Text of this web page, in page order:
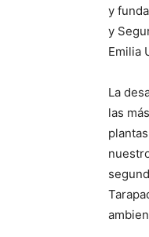
y
y
Emilia
La
las